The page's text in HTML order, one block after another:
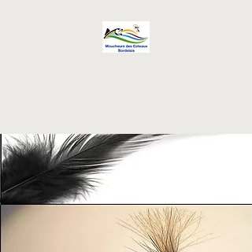
pêcheéco-responsable